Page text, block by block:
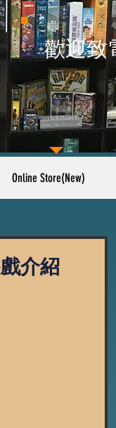
歡迎致
Online Store(New)
介紹